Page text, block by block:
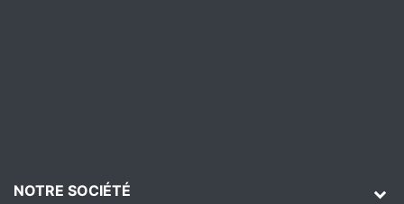
NOTRE SOCIÉTÉ